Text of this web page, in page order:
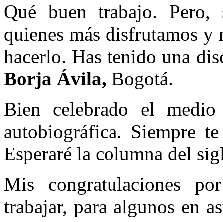
Qué buen trabajo. Pero,
quienes más disfrutamos
hacerlo. Has tenido una
Borja Ávila, Bogotá.
Bien celebrado el
autobiográfica. Siempre
Esperaré la columna del
Mis congratulaciones
trabajar, para algunos en